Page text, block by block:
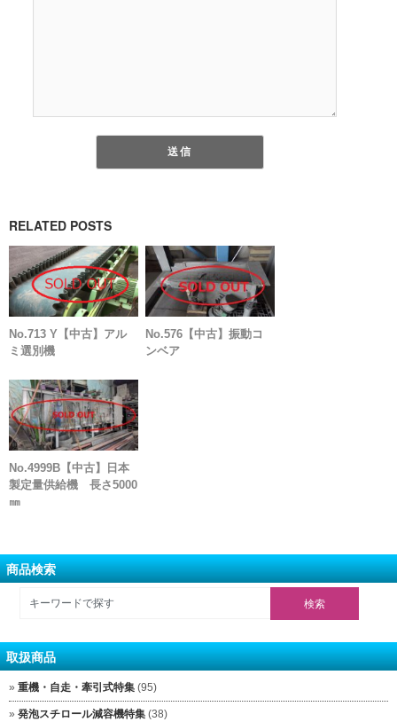
RELATED POSTS
No.713 Y【中古】アル
ミ選別機
No.576【中古】振動コ
ンベア
No.4999B【中古】日本
製定量供給機 長さ5000
㎜
商品検索
取扱商品
重機・自走・牽引式特集 (95)
発泡スチロール減容機特集 (38)